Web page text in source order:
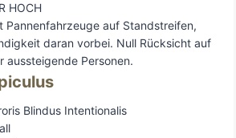
HOCH
Pannenfahrzeuge auf Standstreifen,
daran vorbei. Null Rücksicht auf
aussteigende Personen.
Blindus Intentionalis